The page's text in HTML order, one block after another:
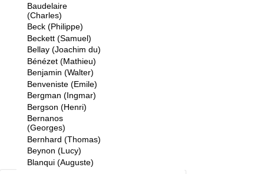
Baudelaire
(Charles)
Beck (Philippe)
Beckett (Samuel)
Bellay (Joachim du)
Bénézet (Mathieu)
Benjamin (Walter)
Benveniste (Emile)
Bergman (Ingmar)
Bergson (Henri)
Bernanos
(Georges)
Bernhard (Thomas)
Beynon (Lucy)
Blanqui (Auguste)